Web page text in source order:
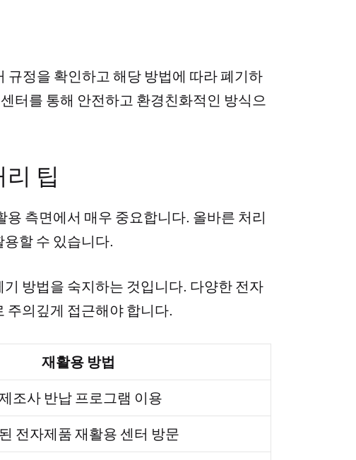
정을 확인하고 해당 방법에 따라 폐기하
터를 통해 안전하고 환경친화적인 방식으
팁
측면에서 매우 중요합니다. 올바른 처리
할 수 있습니다.
방법을 숙지하는 것입니다. 다양한 전자
주의깊게 접근해야 합니다.
재활용 방법
조사 반납 프로그램 이용
전자제품 재활용 센터 방문